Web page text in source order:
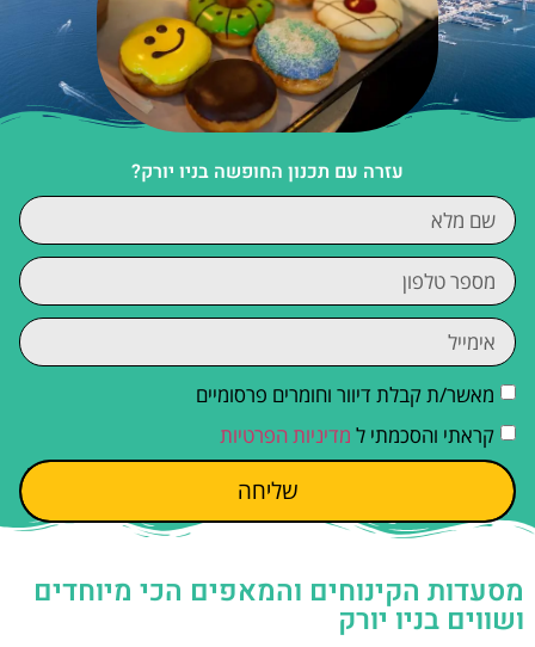
עזרה עם תכנון החופשה בניו יורק?
מאשר/ת קבלת דיוור וחומרים פרסומיים
קראתי והסכמתי ל מדיניות הפרטיות
שליחה
מסעדות הקינוחים והמאפים הכי מיוחדים
ושווים בניו יורק